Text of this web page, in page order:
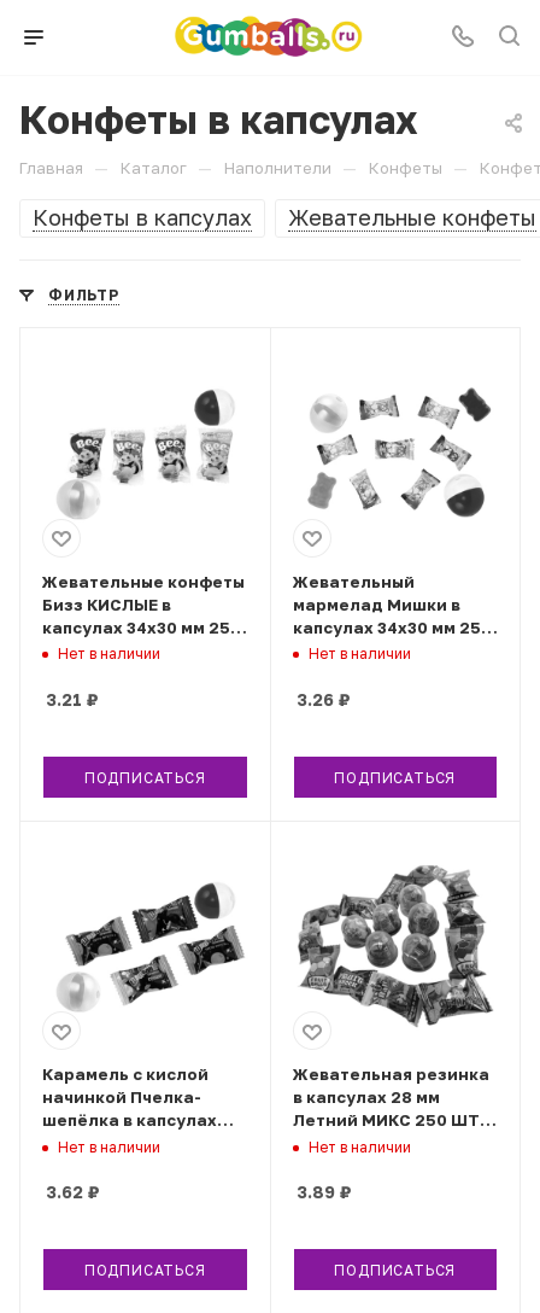
Конфеты в капсулах
Главная — Каталог — Наполнители — Конфеты —
Конфеты в капсулах Жевательные конфеты
ФИЛЬТР
Жевательные конфеты
Бизз КИСЛЫЕ в
капсулах 34х30 мм 250
шт/уп
Нет в наличии
3.21 ₽
ПОДПИСАТЬСЯ
Жевательный
мармелад Мишки в
капсулах 34х30 мм 250
шт/уп
Нет в наличии
3.26₽
ПОДПИСАТЬСЯ
Карамель с кислой
начинкой Пчелка-
шепёлка в капсулах
34х30 мм 250 шт/уп
Нет в наличии
3.62 ₽
ПОДПИСАТЬСЯ
Жевательная резинка
в капсулах 28 мм
Летний МИКС 250 ШТ/
УПНет в наличии
3.89₽
ПОДПИСАТЬСЯ